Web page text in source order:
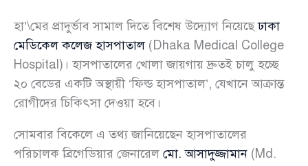
হা’\মের প্রাদুর্ভাব সামাল দিতে বিশেষ উদ্যোগ নিয়েছেঢাকা
মেডিকেল কলেজ হাসপাতাল(Dhaka Medical College
Hospital)। হাসপাতালের খোলা জায়গায় দ্রুতই চালু হচ্ছে
২০ বেডের একটি অস্থায়ী ‘ফিল্ড হাসপাতাল’, যেখানে আক্রান্ত
রোগীদের চিকিৎসা দেওয়া হবে।
সোমবার বিকেলে এ তথ্য জানিয়েছেন হাসপাতালের
পরিচালক ব্রিগেডিয়ার জেনারেল মো. আসাদুজ্জামান (Md.